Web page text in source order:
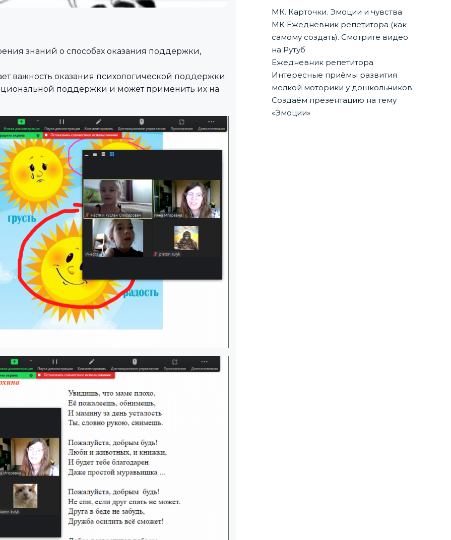
знаний о способах оказания поддержки,
важность оказания психологической поддержки;
поддержки и может применить их на
МК. Карточки. Эмоции и чувства
МК Ежедневник репетитора (как
самому создать). Смотрите видео
на Рутуб
Ежедневник репетитора
Интересные приёмы развития
мелкой моторики у дошкольников
Создаём презентацию на тему
«Эмоции»